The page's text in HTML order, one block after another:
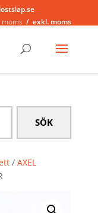
moms
exkl. moms
/ AXEL